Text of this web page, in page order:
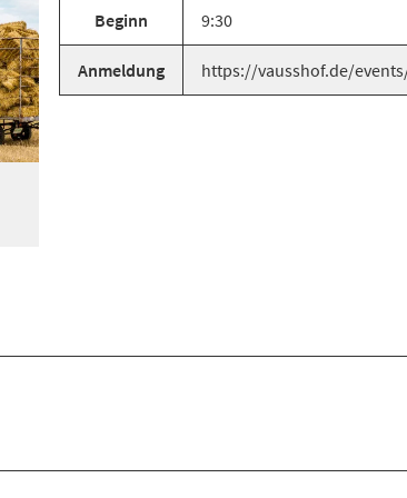
Beginn 9:30
Anmeldung https://vausshof.de/